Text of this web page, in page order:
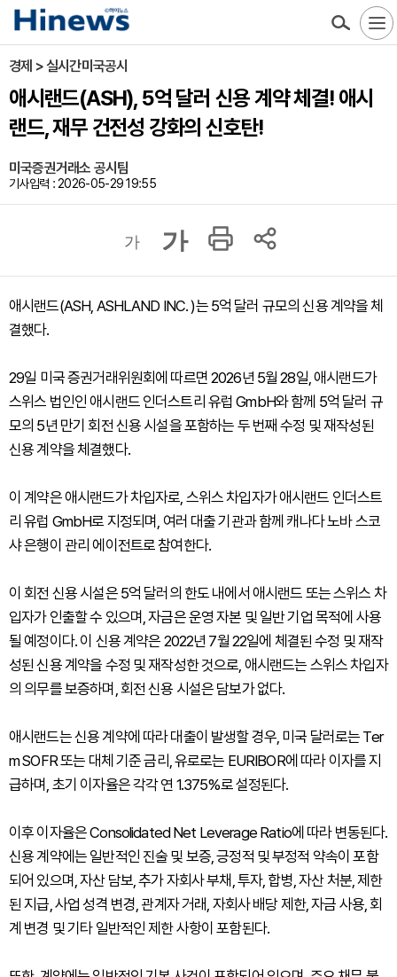
경제 > 실시간미국공시
애시랜드(ASH), 5억 달러 신용 계약 체결! 애시
랜드, 재무 건전성 강화의 신호탄!
미국증권거래소 공시팀
기사입력 : 2026-05-29 19:55
가 가
애시랜드(ASH, ASHLAND INC. )는 5억 달러 규모의 신용 계약을 체
결했다.
29일 미국 증권거래위원회에 따르면 2026년 5월 28일, 애시랜드가
스위스 법인인 애시랜드 인더스트리 유럽 GmbH와 함께 5억 달러 규
모의 5년 만기 회전 신용 시설을 포함하는 두 번째 수정 및 재작성된
신용 계약을 체결했다.
이 계약은 애시랜드가 차입자로, 스위스 차입자가 애시랜드 인더스트
리 유럽 GmbH로 지정되며, 여러 대출 기관과 함께 캐나다 노바 스코
샤 은행이 관리 에이전트로 참여한다.
이 회전 신용 시설은 5억 달러의 한도 내에서 애시랜드 또는 스위스 차
입자가 인출할 수 있으며, 자금은 운영 자본 및 일반 기업 목적에 사용
될 예정이다. 이 신용 계약은 2022년 7월 22일에 체결된 수정 및 재작
성된 신용 계약을 수정 및 재작성한 것으로, 애시랜드는 스위스 차입자
의 의무를 보증하며, 회전 신용 시설은 담보가 없다.
애시랜드는 신용 계약에 따라 대출이 발생할 경우, 미국 달러로는 Ter
m SOFR 또는 대체 기준 금리, 유로로는 EURIBOR에 따라 이자를 지
급하며, 초기 이자율은 각각 연 1.375%로 설정된다.
이후 이자율은 Consolidated Net Leverage Ratio에 따라 변동된다.
신용 계약에는 일반적인 진술 및 보증, 긍정적 및 부정적 약속이 포함
되어 있으며, 자산 담보, 추가 자회사 부채, 투자, 합병, 자산 처분, 제한
된 지급, 사업 성격 변경, 관계자 거래, 자회사 배당 제한, 자금 사용, 회
계 변경 및 기타 일반적인 제한 사항이 포함된다.